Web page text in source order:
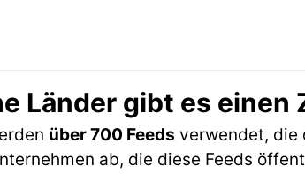
Länder gibt es einen
über 700 Feeds verwendet, die
ab, die diese Feeds